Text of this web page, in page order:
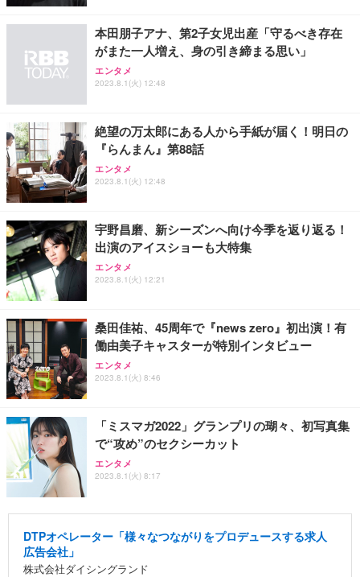
本田朋子アナ、第2子女児出産「守るべき存在
がまた一人増え、身の引き締まる思い」
エンタメ
2023.8.1(火) 12:48
絶望の万太郎にある人から手紙が届く！明日の
『らんまん』第88話
エンタメ
2023.8.1(火) 12:48
宇野昌磨、新シーズンへ向け今季を返り返る！
出演のアイスショーも大特集
エンタメ
2023.8.1(火) 12:21
桑田佳祐、45周年で『news zero』初出演！有
働由美子キャスターが特別インタビュー
エンタメ
2023.8.1(火) 8:46
「ミスマガ2022」グランプリの瑚々、初写真集
で“攻め”のセクシーカット
エンタメ
2023.8.1(火) 8:17
DTPオペレーター「様々なつながりをプロデュースする求人
広告会社」
株式会社ダイシングランド